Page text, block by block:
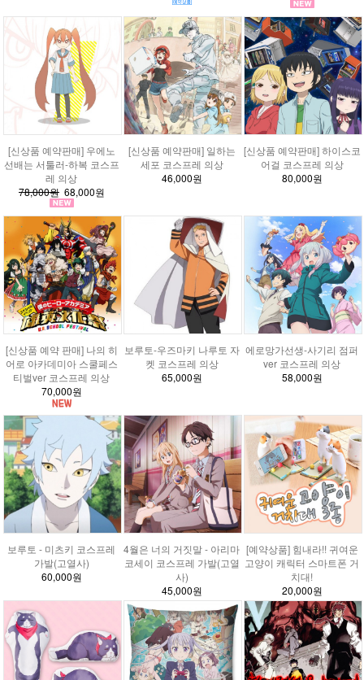
[신상품 예약판매] 우에노
선배는 서툴러-하복 코스프
레 의상
78,000원68,000원
[신상품 예약판매] 일하는
세포 코스프레 의상
46,000원
[신상품 예약판매] 하이스코
어걸 코스프레 의상
80,000원
[신상품 예약 판매] 나의 히
어로 아카데미아 스쿨페스
티벌ver 코스프레 의상
70,000원
보루토-우즈마키 나루토 자
켓 코스프레 의상
65,000원
에로망가선생-사기리 점퍼
ver 코스프레 의상
58,000원
보루토 - 미츠키 코스프레
가발(고열사)
60,000원
4월은 너의 거짓말 - 아리마
코세이 코스프레 가발(고열
사)
45,000원
[예약상품] 힘내라!! 귀여운
고양이 캐릭터 스마트폰 거
치대!
20,000원